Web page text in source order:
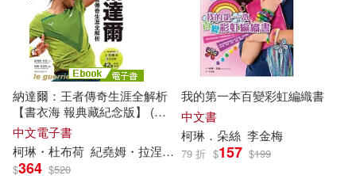
納達爾：王者傳奇生涯全解析
【書衣海 報典藏紀念版】 (電
子書)
中文電子書
柯琳 ・杜布荷 紀堯姆・拉涅 林舒瑩 葛諾珀
$364 $520
我的第一本百變彩虹編織書
中文書
柯琳 ．朵絲 李金梅
79 折 $157 $199